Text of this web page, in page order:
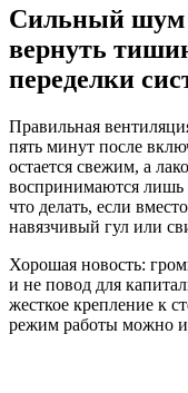
Сильный шум
вернуть
переделки
Правильная
пять минут после
остается свежим, а
воспринимаются лишь
что делать, если
навязчивый гул или
Хорошая новость:
и не повод для
жесткое крепление к
режим работы можно